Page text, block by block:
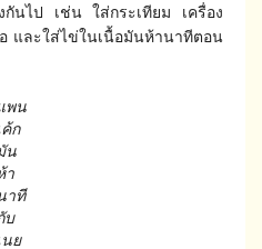
กันไป เช่น ใส่กระเทียม เครื่อง
และใส่ไข่ในเนื้อมันห้านาทีตอน
พน
ค้ก
น
า
าที
บ
นย